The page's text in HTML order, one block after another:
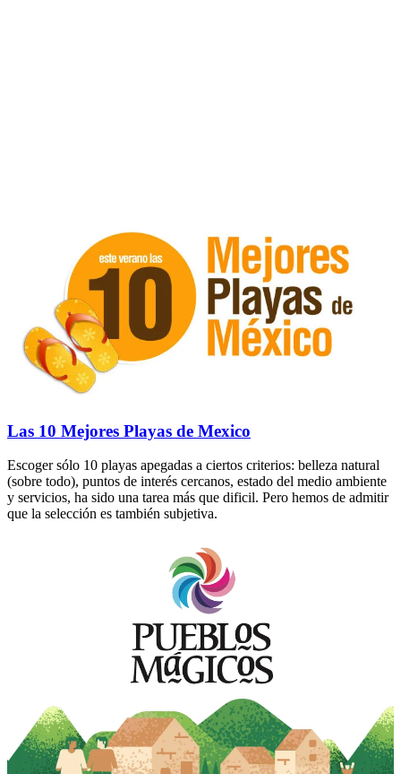
Las 10 Mejores Playas de Mexico
Escoger sólo 10 playas apegadas a ciertos criterios: belleza natural
(sobre todo), puntos de interés cercanos, estado del medio ambiente
y servicios, ha sido una tarea más que dificil. Pero hemos de admitir
que la selección es también subjetiva.